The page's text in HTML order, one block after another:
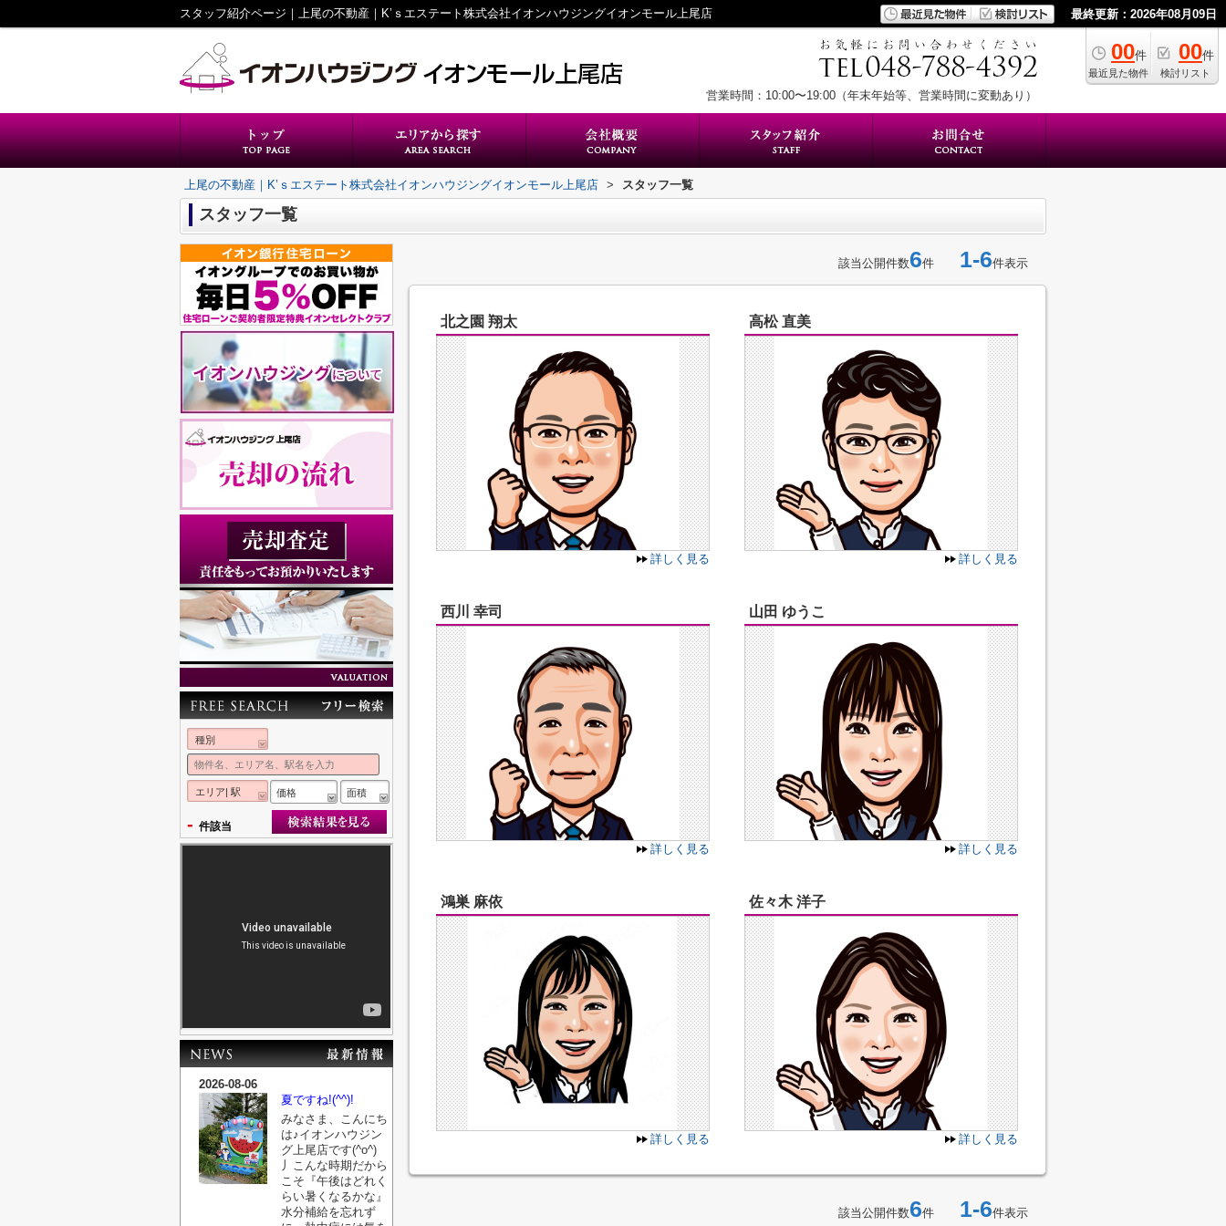
スタッフ紹介ページ｜上尾の不動産｜K’ｓエステート株式会社イオンハウジングイオンモール上尾店 最終更新：2026年08月09日
00件
最近見た物件
00件
検討リスト
営業時間：10:00〜19:00（年末年始等、営業時間に変動あり）
上尾の不動産｜K’ｓエステート株式会社イオンハウジングイオンモール上尾店 > スタッフ一覧
スタッフ一覧
該当公開件数6件 1-6件表示
北之園 翔太
詳しく見る
高松 直美
詳しく見る
西川 幸司
詳しく見る
山田 ゆうこ
詳しく見る
鴻巣 麻依
詳しく見る
佐々木 洋子
詳しく見る
該当公開件数6件 1-6件表示
種別
エリア| 駅 価格 面積
- 件該当
2026-08-06
夏ですね!(^^)!
みなさま、こんにち
は♪イオンハウジン
グ上尾店です(^o^)
丿こんな時期だから
こそ『午後はどれく
らい暑くなるかな』
水分補給を忘れず